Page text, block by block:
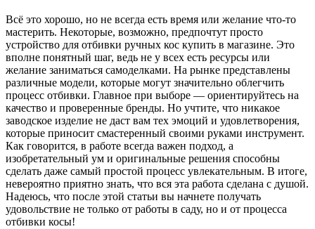
Всё это хорошо, но не всегда есть время или желание что-то
мастерить. Некоторые, возможно, предпочтут просто
устройство для отбивки ручных кос купить в магазине. Это
вполне понятный шаг, ведь не у всех есть ресурсы или
желание заниматься самоделками. На рынке представлены
различные модели, которые могут значительно облегчить
процесс отбивки. Главное при выборе — ориентируйтесь на
качество и проверенные бренды. Но учтите, что никакое
заводское изделие не даст вам тех эмоций и удовлетворения,
которые приносит смастеренный своими руками инструмент.
Как говорится, в работе всегда важен подход, а
изобретательный ум и оригинальные решения способны
сделать даже самый простой процесс увлекательным. В итоге,
невероятно приятно знать, что вся эта работа сделана с душой.
Надеюсь, что после этой статьи вы начнете получать
удовольствие не только от работы в саду, но и от процесса
отбивки косы!